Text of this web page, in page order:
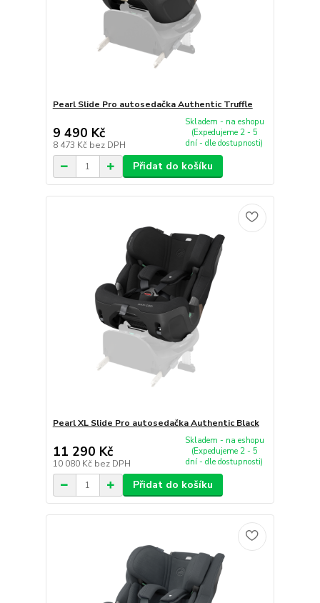
Pearl Slide Pro autosedačka Authentic Truffle
9 490 Kč
8 473 Kč bez DPH
Skladem - na eshopu
(Expedujeme 2 - 5
dní - dle dostupnosti)
Přidat do košíku
Pearl XL Slide Pro autosedačka Authentic Black
11 290 Kč
10 080 Kč bez DPH
Skladem - na eshopu
(Expedujeme 2 - 5
dní - dle dostupnosti)
Přidat do košíku